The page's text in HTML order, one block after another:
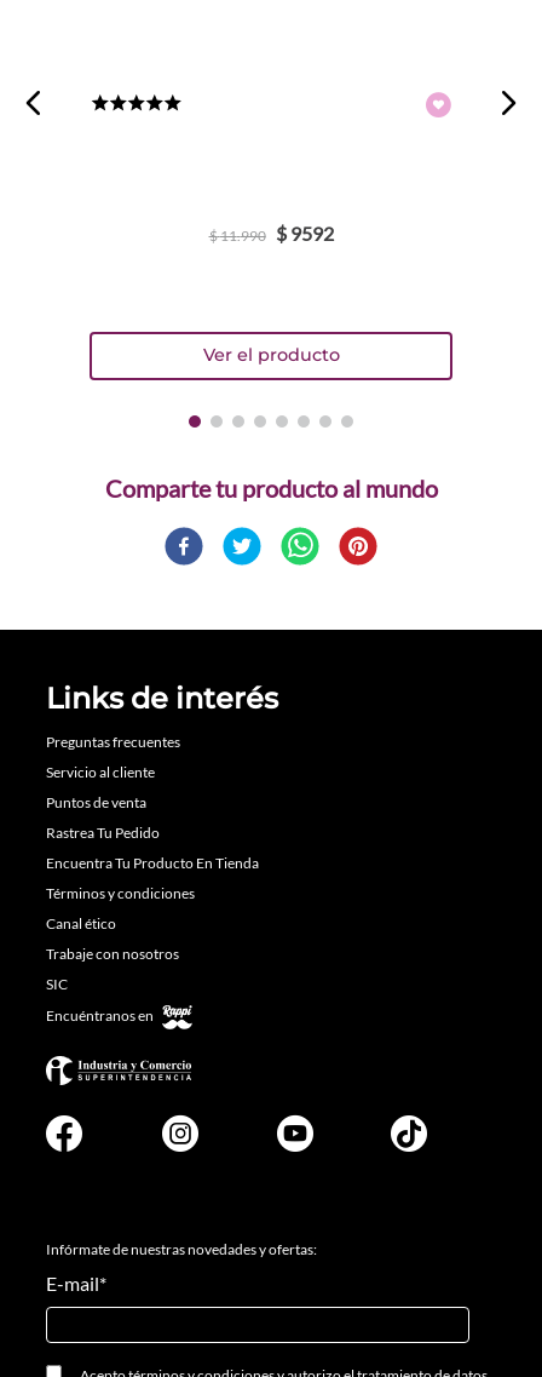
$11.990 $ 9592
Comparte
Links de interés
Preguntas frecuentes
Servicio al cliente
Puntos de venta
Rastrea Tu Pedido
Encuentra Tu Producto En Tienda
Términos y condiciones
Canal ético
Trabaje con nosotros
SIC
Encuéntranos en
Infórmate de nuestras novedades y ofertas:
E-mail*